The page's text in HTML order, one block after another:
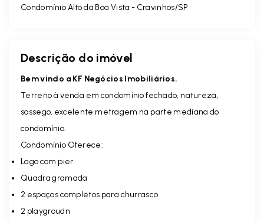
Condomínio Alto da Boa Vista - Cravinhos/SP
Descrição do imóvel
Bem vindo a KF Negócios Imobiliários.
Terreno à venda em condomínio fechado, natureza,
sossego, excelente metragem na parte mediana do
condomínio.
Condomínio Oferece:
Lago com pier
Quadra gramada
2 espaços completos para churrasco
2 playgroudn